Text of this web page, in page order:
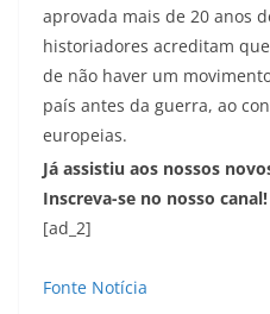
aprovada mais de 20 anos
historiadores acreditam
de não haver um
país antes da guerra, ao
europeias.
Já assistiu aos nossos
Inscreva-se no nosso canal!
[ad_2]
Fonte Notícia